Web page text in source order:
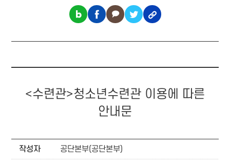
<수련관>청소년수련관 이용에 따른
안내문
작성자 공단본부(공단본부)